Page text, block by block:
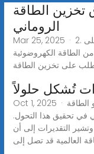
تخزين الطاقة
الروماني
Mar 25, 2025 · 2. تطوير الطاقة المتجددة والطلب المتزايد على
الطاقة الكهروضوئية
تُشكل حلولاً
Oct 1, 2025 · في هذه الأيام، ومع تحول العالم أكثر فأكثر نحو الطاقة
في تحقيق هذا التحول.
التقديرات إلى أن
العالمية قد تصل إلى